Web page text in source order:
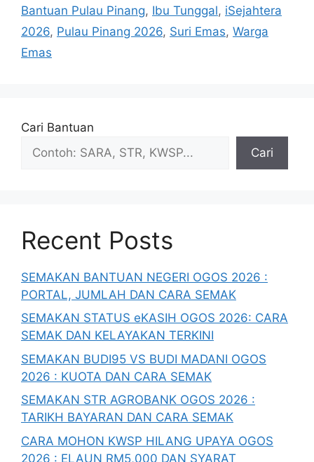
Bantuan Pulau Pinang, Ibu Tunggal, iSejahtera
2026, Pulau Pinang 2026, Suri Emas, Warga
Emas
Cari Bantuan
Cari
Recent Posts
SEMAKAN BANTUAN NEGERI OGOS 2026 :
PORTAL, JUMLAH DAN CARA SEMAK
SEMAKAN STATUS eKASIH OGOS 2026: CARA
SEMAK DAN KELAYAKAN TERKINI
SEMAKAN BUDI95 VS BUDI MADANI OGOS
2026 : KUOTA DAN CARA SEMAK
SEMAKAN STR AGROBANK OGOS 2026 :
TARIKH BAYARAN DAN CARA SEMAK
CARA MOHON KWSP HILANG UPAYA OGOS
2026 : ELAUN RM5,000 DAN SYARAT